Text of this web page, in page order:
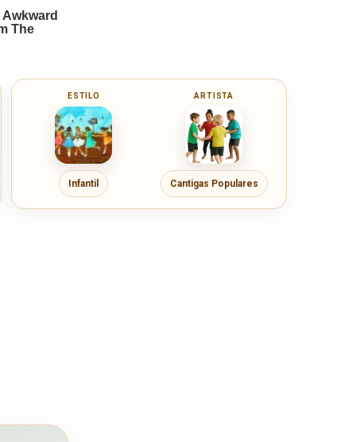
ESTILO
Infantil
ARTISTA
Cantigas Populares